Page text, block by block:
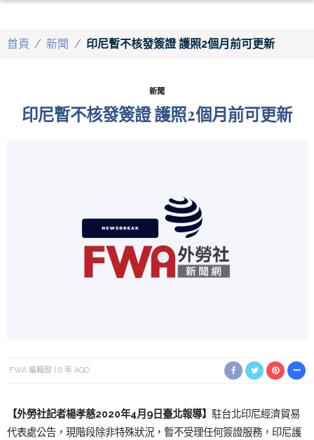
首頁 / 新聞 / 印尼暫不核發簽證 護照2個月前可更新
新聞
印尼暫不核發簽證 護照2個月前可更新
FWA 編輯部 6 年 AGO
【外勞社記者楊孝慈2020年4月9日臺北報導】 駐台北印尼經濟貿易
代表處公告，現階段除非特殊狀況，暫不受理任何簽證服務，印尼護